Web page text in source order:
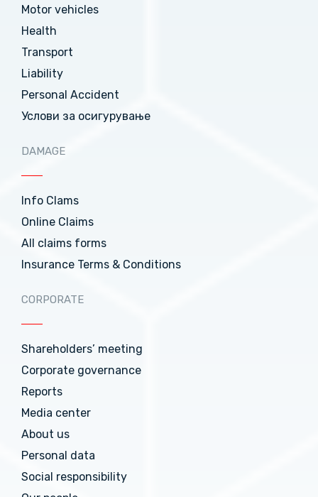
Motor vehicles
Health
Transport
Liability
Personal Accident
Услови за осигурување
DAMAGE
Info Clams
Online Claims
All claims forms
Insurance Terms & Conditions
CORPORATE
Shareholders’ meeting
Corporate governance
Reports
Media center
About us
Personal data
Social responsibility